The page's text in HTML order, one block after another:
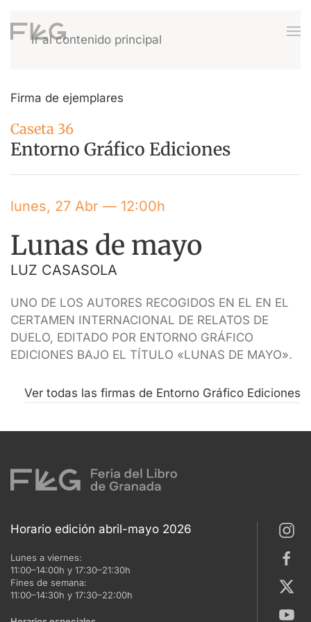
Ir al contenido principal
Firma de ejemplares
Caseta 36
Entorno Gráfico Ediciones
lunes, 27 Abr — 12:00h
Lunas de mayo
LUZ CASASOLA
UNO DE LOS AUTORES RECOGIDOS EN EL EN EL
CERTAMEN INTERNACIONAL DE RELATOS DE
DUELO, EDITADO POR ENTORNO GRÁFICO
EDICIONES BAJO EL TÍTULO «LUNAS DE MAYO».
Ver todas las firmas de Entorno Gráfico Ediciones
Horario edición abril-mayo 2026
Lunes a viernes:
11:00–14:00h y 17:30–21:30h
Fines de semana:
11:00–14:30h y 17:30–22:00h